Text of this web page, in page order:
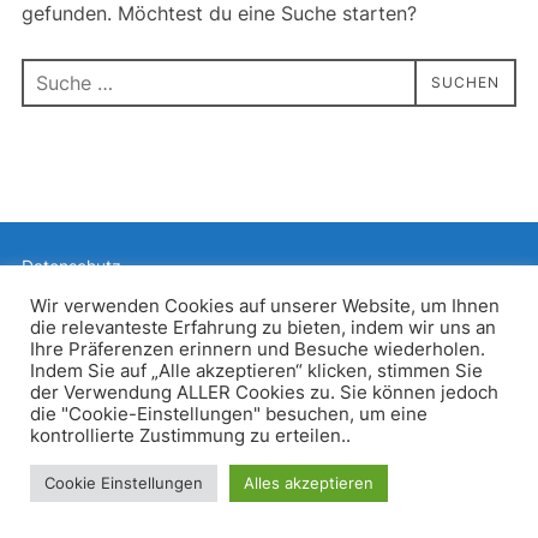
gefunden. Möchtest du eine Suche starten?
Suchen
nach:
SUCHEN
Datenschutz
Inspiro WordPress Theme von WPZOOM
Wir verwenden Cookies auf unserer Website, um Ihnen
die relevanteste Erfahrung zu bieten, indem wir uns an
Ihre Präferenzen erinnern und Besuche wiederholen.
Indem Sie auf „Alle akzeptieren“ klicken, stimmen Sie
der Verwendung ALLER Cookies zu. Sie können jedoch
die "Cookie-Einstellungen" besuchen, um eine
kontrollierte Zustimmung zu erteilen..
Cookie Einstellungen Alles akzeptieren